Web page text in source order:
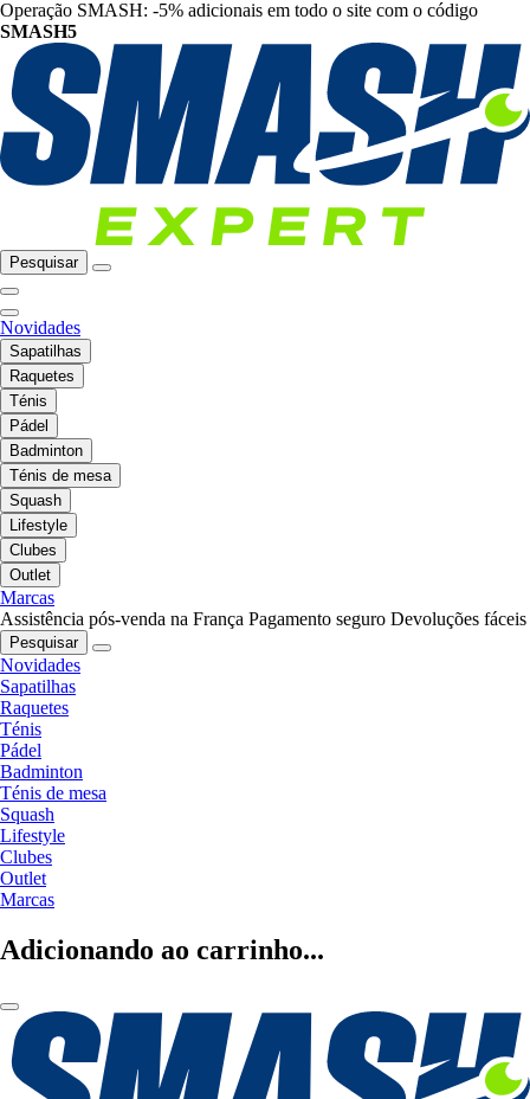
Operação SMASH: -5% adicionais em todo o site com o código
SMASH5
Pesquisar
Novidades
Sapatilhas
Raquetes
Ténis
Pádel
Badminton
Ténis de mesa
Squash
Lifestyle
Clubes
Outlet
Marcas
Assistência pós-venda na França Pagamento seguro Devoluções fáceis
Pesquisar
Novidades
Sapatilhas
Raquetes
Ténis
Pádel
Badminton
Ténis de mesa
Squash
Lifestyle
Clubes
Outlet
Marcas
Adicionando ao carrinho...